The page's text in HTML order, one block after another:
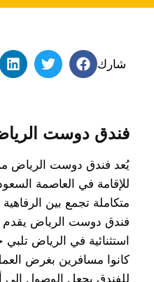
شارك
فندق دوست
يُعد فندق دوست الرياض
للإقامة في العاصمة
متكاملة تجمع بين الرفاهية
فندق دوست الرياض يقدم
استثنائية في الرياض
كانوا مسافرين بغرض العمل
للفندق يجعل الوصول إلى